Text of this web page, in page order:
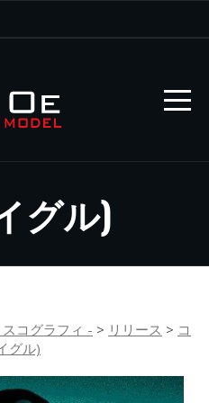
グル)
コグラフィ - > リリース > コ
グル)